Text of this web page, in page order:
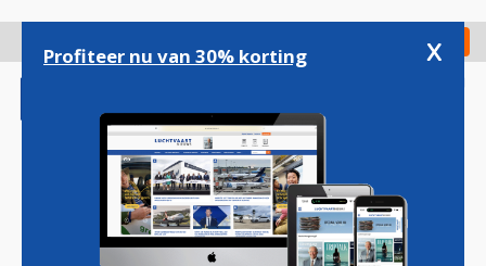
gaan
Check in
Magazine Podcasts Vacatures
Profiteer nu van 30% korting x